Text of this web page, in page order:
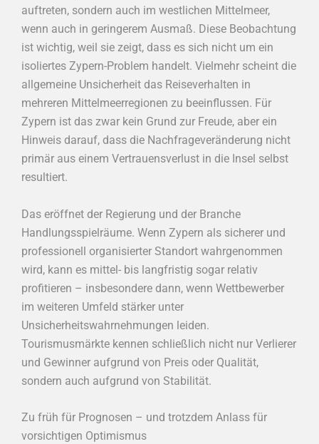
auftreten, sondern auch im westlichen Mittelmeer,
wenn auch in geringerem Ausmaß. Diese Beobachtung
ist wichtig, weil sie zeigt, dass es sich nicht um ein
isoliertes Zypern-Problem handelt. Vielmehr scheint die
allgemeine Unsicherheit das Reiseverhalten in
mehreren Mittelmeerregionen zu beeinflussen. Für
Zypern ist das zwar kein Grund zur Freude, aber ein
Hinweis darauf, dass die Nachfrageveränderung nicht
primär aus einem Vertrauensverlust in die Insel selbst
resultiert.
Das eröffnet der Regierung und der Branche
Handlungsspielräume. Wenn Zypern als sicherer und
professionell organisierter Standort wahrgenommen
wird, kann es mittel- bis langfristig sogar relativ
profitieren – insbesondere dann, wenn Wettbewerber
im weiteren Umfeld stärker unter
Unsicherheitswahrnehmungen leiden.
Tourismusmärkte kennen schließlich nicht nur Verlierer
und Gewinner aufgrund von Preis oder Qualität,
sondern auch aufgrund von Stabilität.
Zu früh für Prognosen – und trotzdem Anlass für
vorsichtigen Optimismus